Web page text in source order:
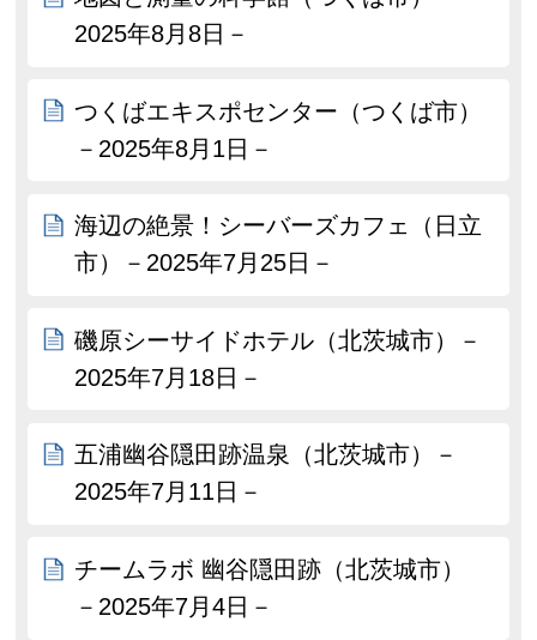
2025年8月8日－
つくばエキスポセンター（つくば市）
－2025年8月1日－
海辺の絶景！シーバーズカフェ（日立
市）－2025年7月25日－
磯原シーサイドホテル（北茨城市）－
2025年7月18日－
五浦幽谷隠田跡温泉（北茨城市）－
2025年7月11日－
チームラボ 幽谷隠田跡（北茨城市）
－2025年7月4日－